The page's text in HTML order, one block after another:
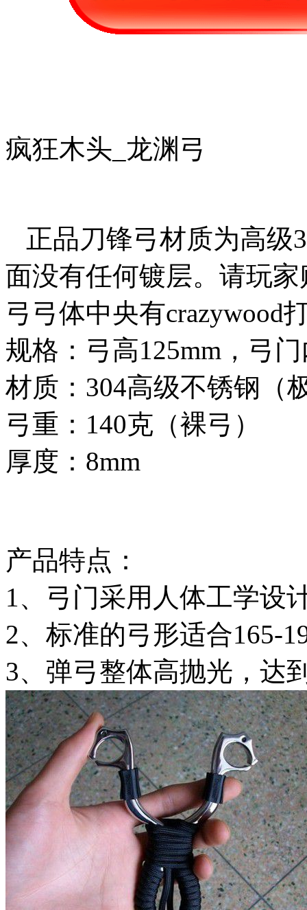
疯狂木头_龙渊弓
正品刀锋弓材质为高级
面没有任何镀层。请玩
弓弓体中央有crazywood
规格：弓高125mm，弓
材质：304高级不锈钢（
弓重：140克（裸弓）
厚度：8mm
产品特点：
1、弓门采用人体工学设
2、标准的弓形适合165-
3、弹弓整体高抛光，达